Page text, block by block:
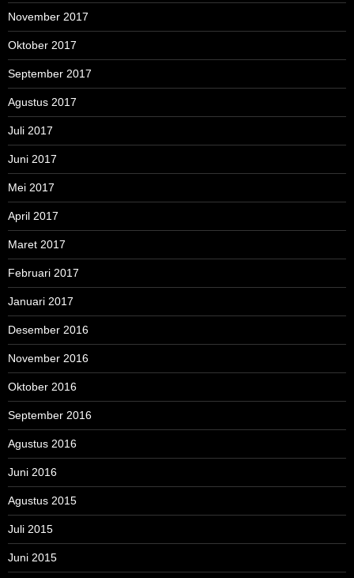
November 2017
Oktober 2017
September 2017
Agustus 2017
Juli 2017
Juni 2017
Mei 2017
April 2017
Maret 2017
Februari 2017
Januari 2017
Desember 2016
November 2016
Oktober 2016
September 2016
Agustus 2016
Juni 2016
Agustus 2015
Juli 2015
Juni 2015